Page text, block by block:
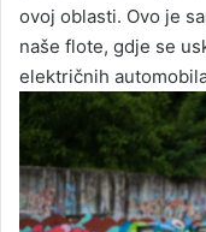
ovoj oblasti. Ovo je
naše flote, gdje se
električnih